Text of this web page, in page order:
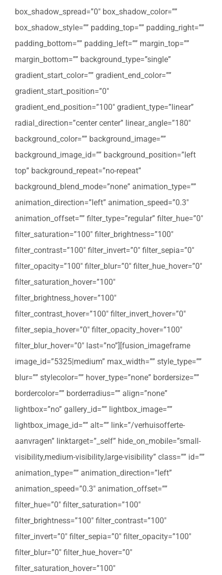
box_shadow_spread=”0″ box_shadow_color=””
box_shadow_style=”” padding_top=”” padding_right=””
padding_bottom=”” padding_left=”” margin_top=””
margin_bottom=”” background_type=”single”
gradient_start_color=”” gradient_end_color=””
gradient_start_position=”0″
gradient_end_position=”100″ gradient_type=”linear”
radial_direction=”center center” linear_angle=”180″
background_color=”” background_image=””
background_image_id=”” background_position=”left
top” background_repeat=”no-repeat”
background_blend_mode=”none” animation_type=””
animation_direction=”left” animation_speed=”0.3″
animation_offset=”” filter_type=”regular” filter_hue=”0″
filter_saturation=”100″ filter_brightness=”100″
filter_contrast=”100″ filter_invert=”0″ filter_sepia=”0″
filter_opacity=”100″ filter_blur=”0″ filter_hue_hover=”0″
filter_saturation_hover=”100″
filter_brightness_hover=”100″
filter_contrast_hover=”100″ filter_invert_hover=”0″
filter_sepia_hover=”0″ filter_opacity_hover=”100″
filter_blur_hover=”0″ last=”no”][fusion_imageframe
image_id=”5325|medium” max_width=”” style_type=””
blur=”” stylecolor=”” hover_type=”none” bordersize=””
bordercolor=”” borderradius=”” align=”none”
lightbox=”no” gallery_id=”” lightbox_image=””
lightbox_image_id=”” alt=”” link=”/verhuisofferte-
aanvragen” linktarget=”_self” hide_on_mobile=”small-
visibility,medium-visibility,large-visibility” class=”” id=””
animation_type=”” animation_direction=”left”
animation_speed=”0.3″ animation_offset=””
filter_hue=”0″ filter_saturation=”100″
filter_brightness=”100″ filter_contrast=”100″
filter_invert=”0″ filter_sepia=”0″ filter_opacity=”100″
filter_blur=”0″ filter_hue_hover=”0″
filter_saturation_hover=”100″